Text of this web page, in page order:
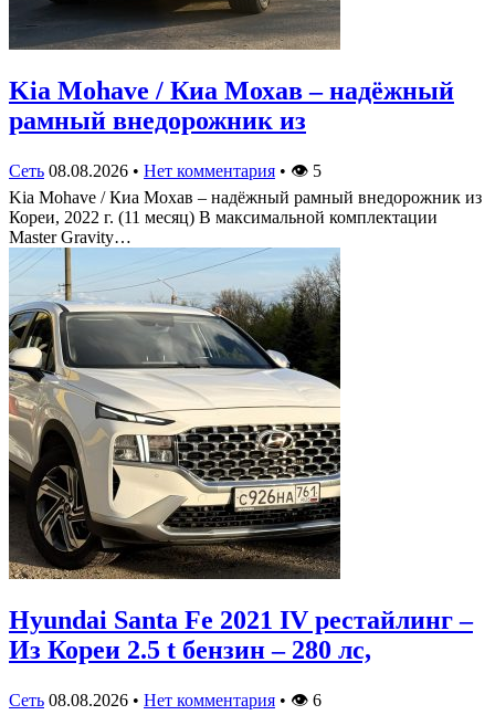
Kia Mohave / Киа Мохав – надёжный
рамный внедорожник из
Сеть 08.08.2026 • Нет комментария • 👁 5
Kia Mohave / Киа Мохав – надёжный рамный внедорожник из
Кореи, 2022 г. (11 месяц) В максимальной комплектации
Master Gravity…
Hyundai Santa Fe 2021 IV рестайлинг –
Из Кореи 2.5 t бензин – 280 лс,
Сеть 08.08.2026 • Нет комментария • 👁 6